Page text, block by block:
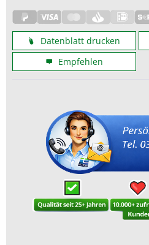
Datenblatt drucken
Empfehlen